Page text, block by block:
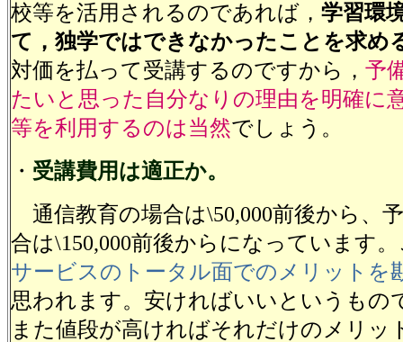
校等を活用されるのであれば， 学習環
て，独学ではできなかったことを求め
対価を払って受講するのですから， 予
たいと思った自分なりの理由を明確に
等を利用するのは当然でしょう。
・ 受講費用は適正か。
通信教育の場合は\50,000前後から、
合は\150,000前後からになっています
サービスのトータル面でのメリットを
思われます。安ければいいというもの
また値段が高ければそれだけのメリッ